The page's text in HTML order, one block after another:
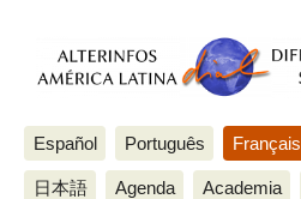
Español Português Français
日本語 Agenda Academia